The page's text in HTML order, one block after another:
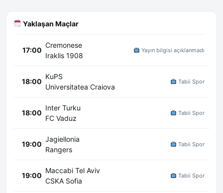
Yaklaşan Maçlar
17:00
Cremonese
Iraklis 1908
Yayın bilgisi açıklanmadı
18:00
KuPS
Universitatea Craiova
Tabii Spor
18:00
Inter Turku
FC Vaduz
Tabii Spor
19:00
Jagiellonia
Rangers
Tabii Spor
19:00
Maccabi Tel Aviv
CSKA Sofia
Tabii Spor